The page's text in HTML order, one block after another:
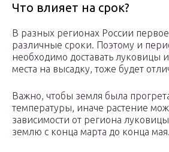
Что влияет на срок?
В разных регионах России
различные сроки. Поэтому и
необходимо доставать луковицы
места на высадку, тоже будет
Важно, чтобы земля была
температуры, иначе растение
зависимости от региона
землю с конца марта до конца мая.